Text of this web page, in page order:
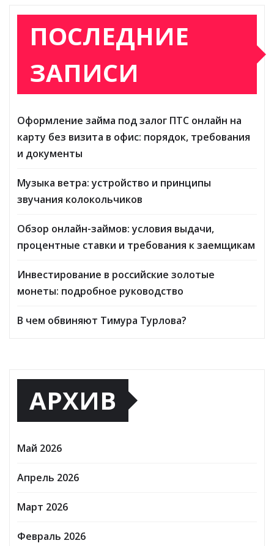
ПОСЛЕДНИЕ
ЗАПИСИ
Оформление займа под залог ПТС онлайн на
карту без визита в офис: порядок, требования
и документы
Музыка ветра: устройство и принципы
звучания колокольчиков
Обзор онлайн-займов: условия выдачи,
процентные ставки и требования к заемщикам
Инвестирование в российские золотые
монеты: подробное руководство
В чем обвиняют Тимура Турлова?
АРХИВ
Май 2026
Апрель 2026
Март 2026
Февраль 2026